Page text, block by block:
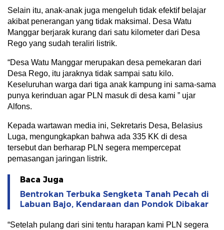
Selain itu, anak-anak juga mengeluh tidak efektif belajar
akibat penerangan yang tidak maksimal. Desa Watu
Manggar berjarak kurang dari satu kilometer dari Desa
Rego yang sudah teraliri listrik.
“Desa Watu Manggar merupakan desa pemekaran dari
Desa Rego, itu jaraknya tidak sampai satu kilo.
Keseluruhan warga dari tiga anak kampung ini sama-sama
punya kerinduan agar PLN masuk di desa kami ” ujar
Alfons.
Kepada wartawan media ini, Sekretaris Desa, Belasius
Luga, mengungkapkan bahwa ada 335 KK di desa
tersebut dan berharap PLN segera mempercepat
pemasangan jaringan listrik.
Baca Juga
Bentrokan Terbuka Sengketa Tanah Pecah di
Labuan Bajo, Kendaraan dan Pondok Dibakar
“Setelah pulang dari sini tentu harapan kami PLN segera